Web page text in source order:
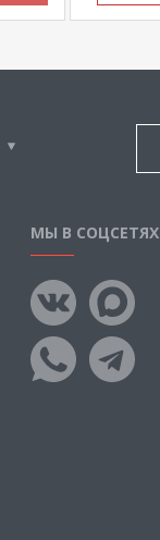
МЫ В СОЦСЕТЯХ